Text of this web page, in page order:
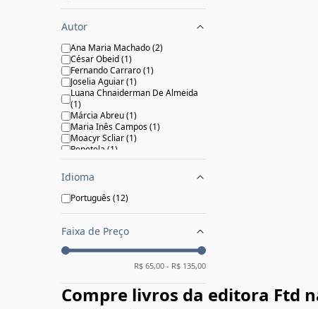
Autor
Ana Maria Machado(2)
César Obeid(1)
Fernando Carraro(1)
Joselia Aguiar(1)
Luana Chnaiderman De Almeida
(1)
Márcia Abreu(1)
Maria Inês Campos(1)
Moacyr Scliar(1)
Pepetela (1)
Idioma
Português(12)
Faixa de Preço
R$ 65,00 - R$ 135,00
Compre livros da editora Ftd